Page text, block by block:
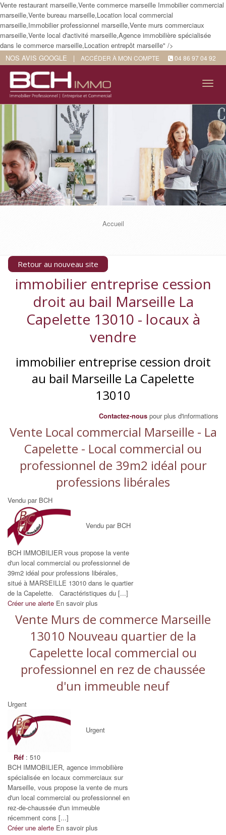
Vente restaurant marseille,Vente commerce marseille Immobilier commercial
marseille,Vente bureau marseille,Location local commercial
marseille,Immobilier professionnel marseille,Vente murs commerciaux
marseille,Vente local d'activité marseille,Agence immobilière spécialisée
dans le commerce marseille,Location entrepôt marseille" />
NOS AVIS GOOGLE
| ACCÉDER À MON COMPTE 04 86 97 04 92
Accueil
Retour au nouveau site
immobilier entreprise cession
droit au bail Marseille La
Capelette 13010 - locaux à
vendre
immobilier entreprise cession droit
au bail Marseille La Capelette
13010
Contactez-nous pour plus d'informations
Vente Local commercial Marseille - La
Capelette - Local commercial ou
professionnel de 39m2 idéal pour
professions libérales
Vendu par BCH
Vendu par BCH
BCH IMMOBILIER vous propose la vente
d'un local commercial ou professionnel de
39m2 idéal pour professions libérales,
situé à MARSEILLE 13010 dans le quartier
de la Capelette. Caractéristiques du [...]
Créer une alerte En savoir plus
Vente Murs de commerce Marseille
13010 Nouveau quartier de la
Capelette local commercial ou
professionnel en rez de chaussée
d'un immeuble neuf
Urgent
Urgent
Réf : 510
BCH IMMOBILIER, agence immobilière
spécialisée en locaux commerciaux sur
Marseille, vous propose la vente de murs
d'un local commercial ou professionnel en
rez-de-chaussée d'un immeuble
récemment cons [...]
Créer une alerte En savoir plus